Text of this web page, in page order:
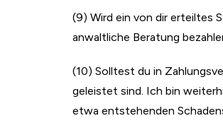
(9) Wird ein von dir erteiltes
anwaltliche Beratung
(10) Solltest du in
geleistet sind. Ich bin
etwa entstehenden